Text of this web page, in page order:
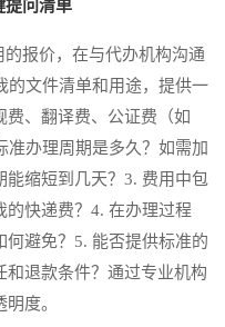
提问清单
报价，在与代办机构沟通
的文件清单和用途，提供一
、翻译费、公证费（如
准办理周期是多久？如需加
能缩短到几天？3. 费用中包
快递费？4. 在办理过程
避免？5. 能否提供标准的
和退款条件？通过专业机构
度。